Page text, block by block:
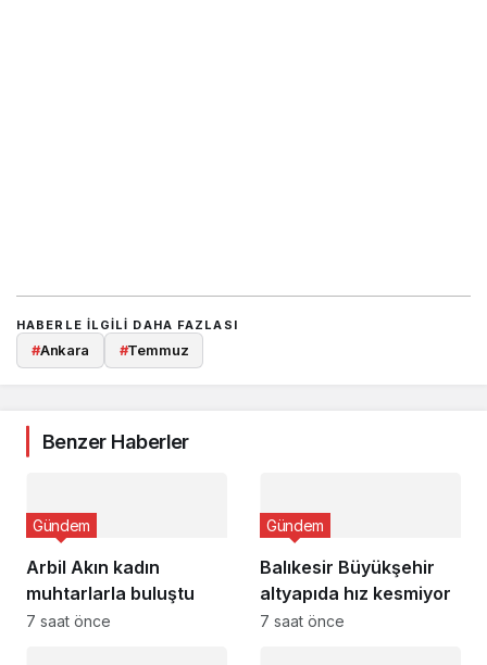
HABERLE ILGILI DAHA FAZLASI
#Ankara #Temmuz
Benzer Haberler
Arbil Akın kadın
muhtarlarla buluştu
Gündem
7 saat önce
Balıkesir Büyükşehir
altyapıda hız kesmiyor
Gündem
7 saat önce